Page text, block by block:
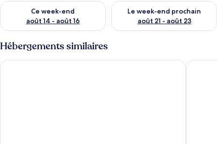
Ce week-end
août 14 - août 16
Vérifier la disponibilité pour ce week-end août 14 - août 16
Le week-end prochain
août 21 - août 23
Vérifier la disponibilité pour
Hébergements similaires
Hôtel Continental Khenifra Hotel